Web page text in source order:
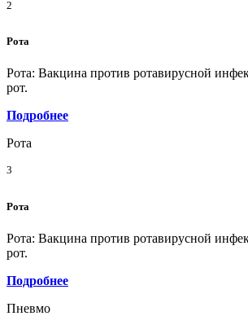
2
Рота
Рота: Вакцина против ротавирусной
рот.
Подробнее
Рота
3
Рота
Рота: Вакцина против ротавирусной
рот.
Подробнее
Пневмо